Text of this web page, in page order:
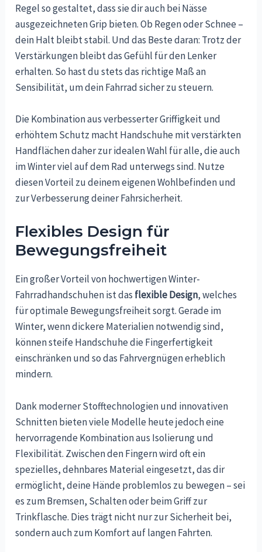
Regel so gestaltet, dass sie dir auch bei Nässe
ausgezeichneten Grip bieten. Ob Regen oder Schnee –
dein Halt bleibt stabil. Und das Beste daran: Trotz der
Verstärkungen bleibt das Gefühl für den Lenker
erhalten. So hast du stets das richtige Maß an
Sensibilität, um dein Fahrrad sicher zu steuern.
Die Kombination aus verbesserter Griffigkeit und
erhöhtem Schutz macht Handschuhe mit verstärkten
Handflächen daher zur idealen Wahl für alle, die auch
im Winter viel auf dem Rad unterwegs sind. Nutze
diesen Vorteil zu deinem eigenen Wohlbefinden und
zur Verbesserung deiner Fahrsicherheit.
Flexibles Design für
Bewegungsfreiheit
Ein großer Vorteil von hochwertigen Winter-
Fahrradhandschuhen ist das flexible Design, welches
für optimale Bewegungsfreiheit sorgt. Gerade im
Winter, wenn dickere Materialien notwendig sind,
können steife Handschuhe die Fingerfertigkeit
einschränken und so das Fahrvergnügen erheblich
mindern.
Dank moderner Stofftechnologien und innovativen
Schnitten bieten viele Modelle heute jedoch eine
hervorragende Kombination aus Isolierung und
Flexibilität. Zwischen den Fingern wird oft ein
spezielles, dehnbares Material eingesetzt, das dir
ermöglicht, deine Hände problemlos zu bewegen – sei
es zum Bremsen, Schalten oder beim Griff zur
Trinkflasche. Dies trägt nicht nur zur Sicherheit bei,
sondern auch zum Komfort auf langen Fahrten.